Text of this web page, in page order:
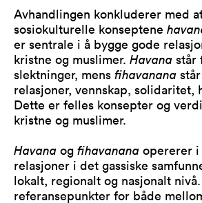
Avhandlingen konkluderer med
sosiokulturelle konseptene
er sentrale i å bygge gode
kristne og muslimer. Havana står
slektninger, mens fihavanana
relasjoner, vennskap, solidaritet,
Dette er felles konsepter og
kristne og muslimer.
Havana og fihavanana opererer
relasjoner i det gassiske
lokalt, regionalt og nasjonalt
referansepunkter for både